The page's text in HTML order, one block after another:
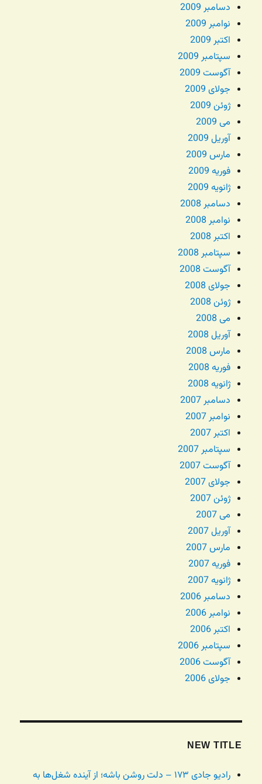
دسامبر 2009
نوامبر 2009
اکتبر 2009
سپتامبر 2009
آگوست 2009
جولای 2009
ژوئن 2009
می 2009
آوریل 2009
مارس 2009
فوریه 2009
ژانویه 2009
دسامبر 2008
نوامبر 2008
اکتبر 2008
سپتامبر 2008
آگوست 2008
جولای 2008
ژوئن 2008
می 2008
آوریل 2008
مارس 2008
فوریه 2008
ژانویه 2008
دسامبر 2007
نوامبر 2007
اکتبر 2007
سپتامبر 2007
آگوست 2007
جولای 2007
ژوئن 2007
می 2007
آوریل 2007
مارس 2007
فوریه 2007
ژانویه 2007
دسامبر 2006
نوامبر 2006
اکتبر 2006
سپتامبر 2006
آگوست 2006
جولای 2006
NEW TITLE
رادیو جادی ۱۷۳ – دلت روشن باشه؛ از آینده شغل‌ها به